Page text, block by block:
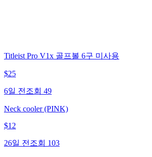
Titleist Pro V1x 골프볼 6구 미사용
$25
6일 전 조회 49
Neck cooler (PINK)
$12
26일 전 조회 103